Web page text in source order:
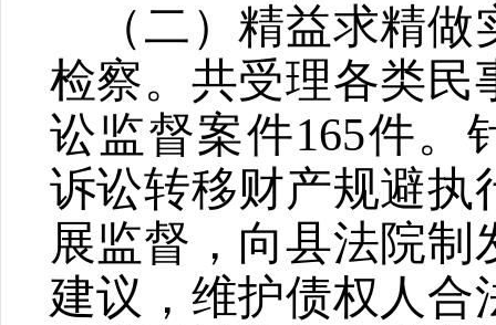
（二）精益求精
检察。 共受理各类民
讼监督案件165件。
诉讼转移财产规避执
展监督，向县法院制
建议，维护债权人合